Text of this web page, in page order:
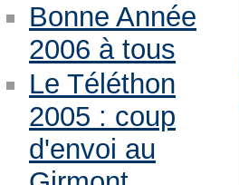
Bonne Année
2006 à tous
Le Téléthon
2005 : coup
d'envoi au